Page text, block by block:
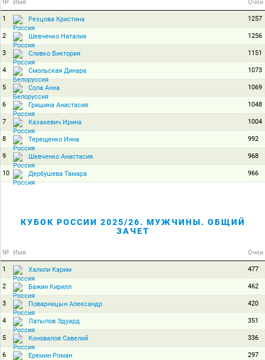
№ Имя Очки
1 Резцова Кристина 1257
2 Шевченко Наталия 1256
3 Сливко Виктория 1151
4 Смольская Динара 1073
5 Сола Анна 1069
6 Гришина Анастасия 1048
7 Казакевич Ирина 1004
8 Терещенко Инна 992
9 Шевченко Анастасия 968
10 Дербушева Тамара 966
КУБОК РОССИИ 2025/26. МУЖЧИНЫ. ОБЩИЙ
ЗАЧЕТ
№ Имя Очки
1 Халили Карим 477
2 Бажин Кирилл 462
3 Поварницын Александр 420
4 Латыпов Эдуард 351
5 Коновалов Савелий 336
6 Еремин Роман 297